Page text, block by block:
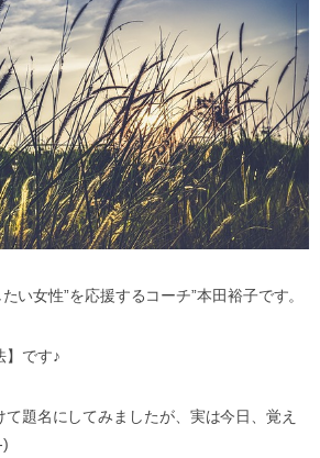
い女性”を応援するコーチ”本田裕子です。
】です♪
題名にしてみましたが、実は今日、覚え
)